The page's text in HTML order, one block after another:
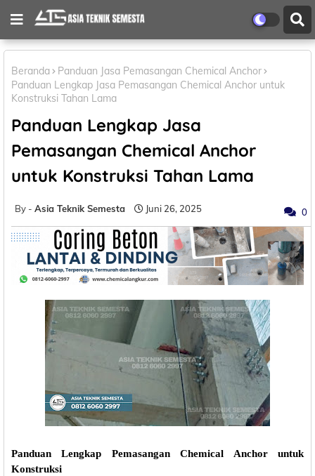
Beranda
Panduan Jasa Pemasangan Chemical Anchor
Panduan Lengkap Jasa Pemasangan Chemical Anchor untuk
Konstruksi Tahan Lama
Panduan Lengkap Jasa
Pemasangan Chemical Anchor
untuk Konstruksi Tahan Lama
Asia Teknik Semesta Juni 26, 2025 0
Panduan Lengkap Pemasangan Chemical Anchor untuk
Konstruksi